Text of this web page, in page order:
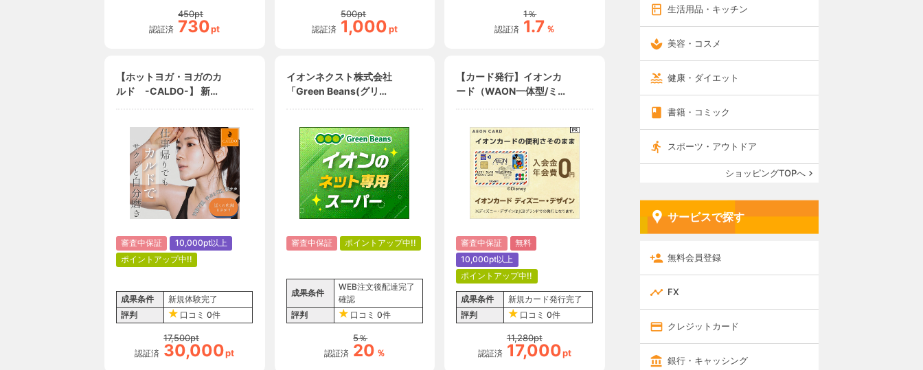
認証済
450pt
730pt 認証済
500pt
1,000pt 認証済
1％
1.7 ％
【ホットヨガ・ヨガのカ
ルド -CALDO-】 新規
審査中保証
10,000pt以上
ポイントアップ中!!
成果条件
新規体験完了
評判
口コミ 0件
認証済
17,500pt
30,000pt
イオンネクスト株式会社
「Green Beans(グリー
審査中保証 ポイントアップ中!!
成果条件
WEB注文後配達完了
確認
評判
口コミ 0件
認証済
5％
20 ％
【カード発行】イオンカ
ード（WAON一体型/ミ
審査中保証
無料
10,000pt以上
ポイントアップ中!!
成果条件
新規カード発行完了
評判
口コミ 0件
認証済
11,280pt
17,000pt
生活用品・キッチン
美容・コスメ
健康・ダイエット
書籍・コミック
スポーツ・アウトドア
ショッピングTOPへ
サービスで探す
無料会員登録
FX
クレジットカード
銀行・キャッシング